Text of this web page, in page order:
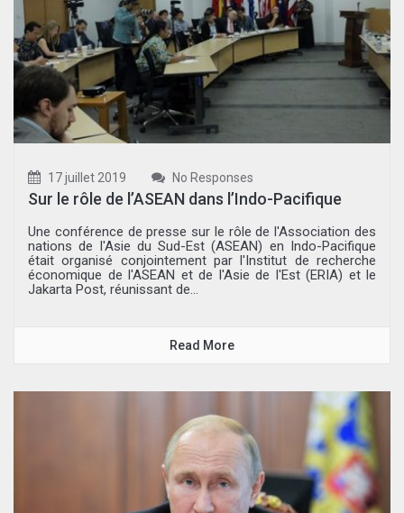
17 juillet 2019 No Responses
Sur le rôle de l’ASEAN dans l’Indo-Pacifique
Une conférence de presse sur le rôle de l'Association des
nations de l'Asie du Sud-Est (ASEAN) en Indo-Pacifique
était organisé conjointement par l'Institut de recherche
économique de l'ASEAN et de l'Asie de l'Est (ERIA) et le
Jakarta Post, réunissant de...
Read More